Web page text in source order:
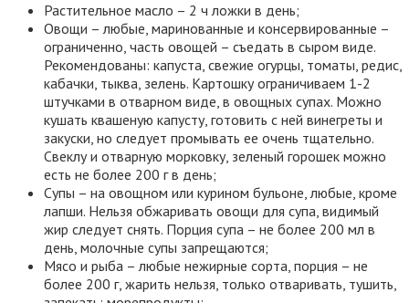
Растительное масло – 2 ч ложки в день;
Овощи – любые, маринованные и консервированные –
ограниченно, часть овощей – съедать в сыром виде.
Рекомендованы: капуста, свежие огурцы, томаты, редис,
кабачки, тыква, зелень. Картошку ограничиваем 1-2
штучками в отварном виде, в овощных супах. Можно
кушать квашеную капусту, готовить с ней винегреты и
закуски, но следует промывать ее очень тщательно.
Свеклу и отварную морковку, зеленый горошек можно
есть не более 200 г в день;
Супы – на овощном или курином бульоне, любые, кроме
лапши. Нельзя обжаривать овощи для супа, видимый
жир следует снять. Порция супа – не более 200 мл в
день, молочные супы запрещаются;
Мясо и рыба – любые нежирные сорта, порция – не
более 200 г, жарить нельзя, только отваривать, тушить,